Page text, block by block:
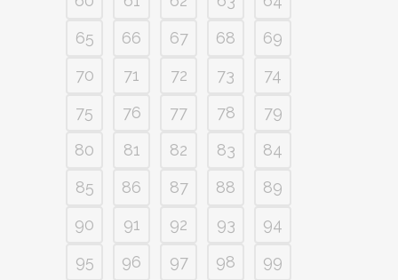
65
66 67 68
69
70
71 72 73
74
75
76 77 78
79
80
81 82 83
84
85
86 87 88
89
90
91 92 93
94
95
96 97 98
99